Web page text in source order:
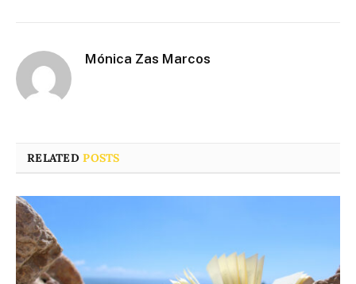
Mónica Zas Marcos
RELATEDPOSTS